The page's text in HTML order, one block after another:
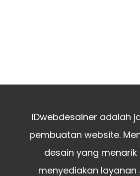
IDwebdesainer adalah
pembuatan website.
desain yang
menyediakan layanan